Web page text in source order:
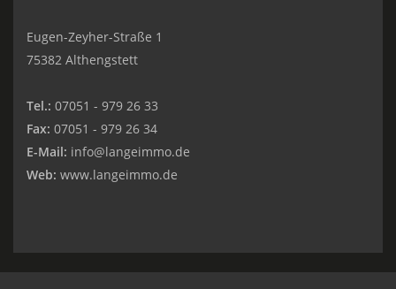
Eugen-Zeyher-Straße 1
75382 Althengstett
Tel.: 07051 - 979 26 33
Fax: 07051 - 979 26 34
E-Mail: info@langeimmo.de
Web: www.langeimmo.de